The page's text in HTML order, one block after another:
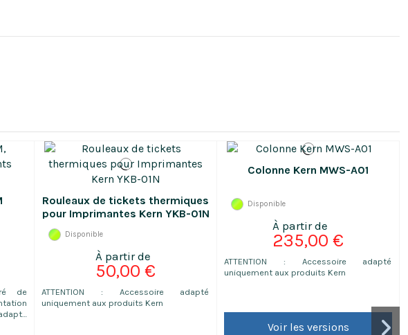
de
Rouleaux de tickets thermiques
pour Imprimantes Kern YKB-01N
Disponible
50,00 €
ATTENTION : Accessoire adapté
uniquement aux produits Kern
Colonne Kern MWS-A01
Disponible
235,00 €
ATTENTION : Accessoire adapté
uniquement aux produits Kern
Voir les versions